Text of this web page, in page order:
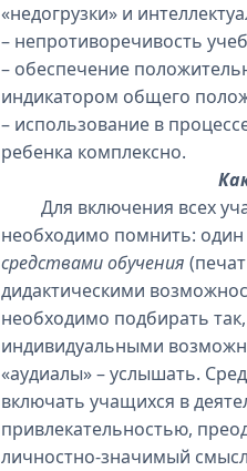
«недогрузки» и
– непротиворечивость
– обеспечение
индикатором общего
– использование в
ребенка комплексно.
Для включения всех
необходимо помнить:
средствами обучения
дидактическими
необходимо подбирать
индивидуальными
«аудиалы» – услышать.
включать учащихся в
привлекательностью,
личностно-значимый